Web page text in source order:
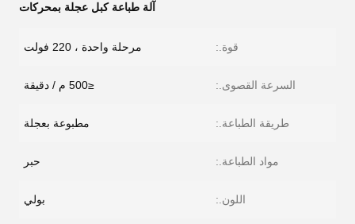
آلة طباعة كبل عجلة بمحركات
قوة.: مرحلة واحدة ، 220 فولت
السرعة القصوى.: ≤500 م / دقيقة
طريقة الطباعة.: مطبوعة بعجلة
مواد الطباعة.: حبر
اللون.: بولي